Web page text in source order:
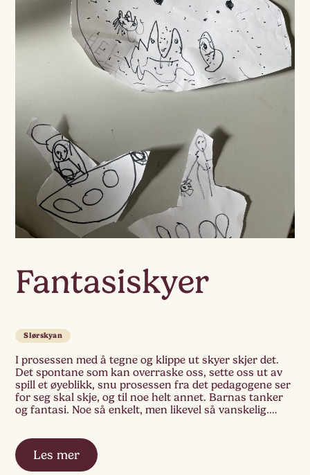
Fantasiskyer
Slørskyan
I prosessen med å tegne og klippe ut skyer skjer det.
Det spontane som kan overraske oss, sette oss ut av
spill et øyeblikk, snu prosessen fra det pedagogene ser
for seg skal skje, og til noe helt annet. Barnas tanker
og fantasi. Noe så enkelt, men likevel så vanskelig.
Les mer